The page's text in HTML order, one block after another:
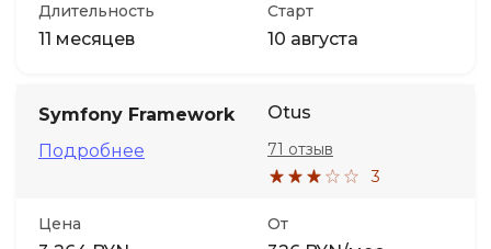
Длительность
11 месяцев
Старт
10 августа
Symfony Framework
Подробнее
Otus
3
71 отзыв
Цена От
ДПО
Акции и промокоды